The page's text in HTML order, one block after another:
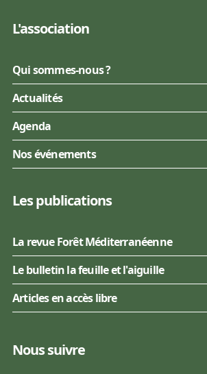
L'association
Qui sommes-nous ?
Actualités
Agenda
Nos événements
Les publications
La revue Forêt Méditerranéenne
Le bulletin la feuille et l'aiguille
Articles en accès libre
Nous suivre